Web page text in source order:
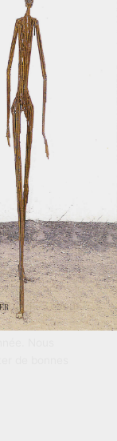
après le
du 31 août.
de bonnes